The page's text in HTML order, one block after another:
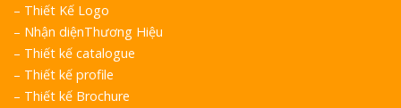
– Thiết Kế Logo
– Nhận diệnThương Hiệu
– Thiết kế catalogue
– Thiết kế profile
– Thiết kế Brochure